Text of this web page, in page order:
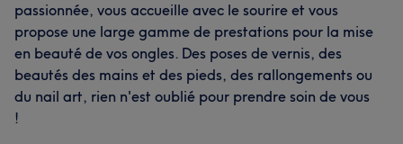
passionnée, vous accueille avec le sourire et vous
propose une large gamme de prestations pour la mise
en beauté de vos ongles. Des poses de vernis, des
beautés des mains et des pieds, des rallongements ou
du nail art, rien n'est oublié pour prendre soin de vous
!